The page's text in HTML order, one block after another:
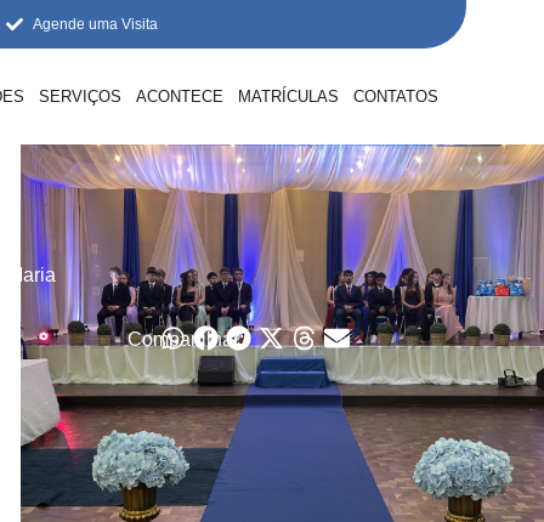
Agende uma Visita
SERVIÇOS ACONTECE MATRÍCULAS CONTATOS
Maria
Compartilhar: